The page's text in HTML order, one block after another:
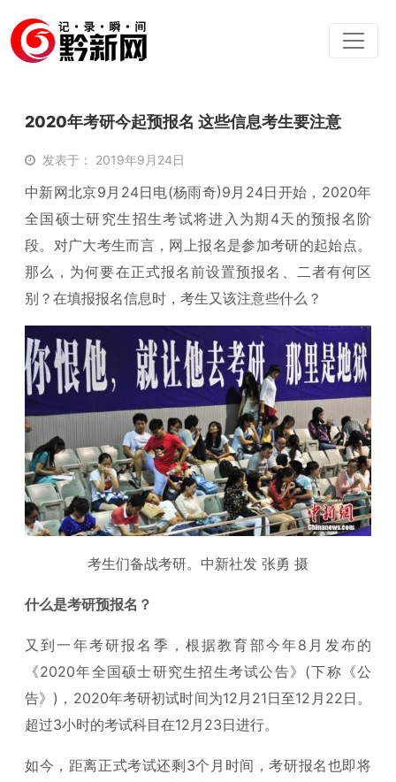
2020年考研今起预报名 这些信息考生要注意
发表于： 2019年9月24日
中新网北京9月24日电(杨雨奇)9月24日开始，2020年
全国硕士研究生招生考试将进入为期4天的预报名阶
段。对广大考生而言，网上报名是参加考研的起始点。
那么，为何要在正式报名前设置预报名、二者有何区
别？在填报报名信息时，考生又该注意些什么？
考生们备战考研。中新社发 张勇 摄
什么是考研预报名？
又到一年考研报名季，根据教育部今年8月发布的
《2020年全国硕士研究生招生考试公告》(下称《公
告》)，2020年考研初试时间为12月21日至12月22日。
超过3小时的考试科目在12月23日进行。
如今，距离正式考试还剩3个月时间，考研报名也即将